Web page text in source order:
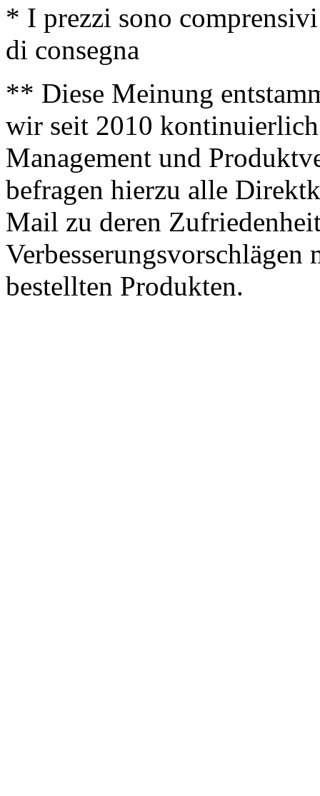
* I prezzi sono
di consegna
** Diese Meinung
wir seit 2010
Management und
befragen hierzu alle
Mail zu deren
bestellten Produkten.